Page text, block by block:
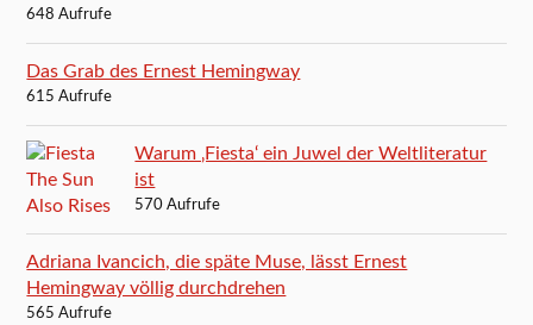
648 Aufrufe
Das Grab des Ernest Hemingway
615 Aufrufe
Warum ‚Fiesta‘ ein Juwel der Weltliteratur
ist
570 Aufrufe
Adriana Ivancich, die späte Muse, lässt Ernest
Hemingway völlig durchdrehen
565 Aufrufe